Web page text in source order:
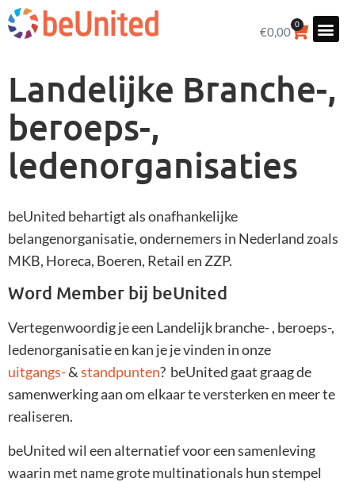
€0,00
0
Landelijke Branche-,
beroeps-,
ledenorganisaties
beUnited behartigt als onafhankelijke
belangenorganisatie, ondernemers in Nederland zoals
MKB, Horeca, Boeren, Retail en ZZP.
Word Member bij beUnited
Vertegenwoordig je een Landelijk branche- , beroeps-,
ledenorganisatie en kan je je vinden in onze
uitgangs-&standpunten? beUnited gaat graag de
samenwerking aan om elkaar te versterken en meer te
realiseren.
beUnited wil een alternatief voor een samenleving
waarin met name grote multinationals hun stempel